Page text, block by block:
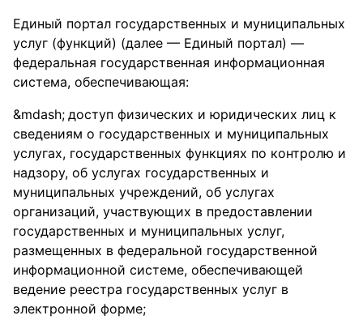
Единый портал государственных и муниципальных
услуг (функций) (далее — Единый портал) —
федеральная государственная информационная
система, обеспечивающая:
доступ физических и юридических лиц к
сведениям о государственных и муниципальных
услугах, государственных функциях по контролю и
надзору, об услугах государственных и
муниципальных учреждений, об услугах
организаций, участвующих в предоставлении
государственных и муниципальных услуг,
размещенных в федеральной государственной
информационной системе, обеспечивающей
ведение реестра государственных услуг в
электронной форме;